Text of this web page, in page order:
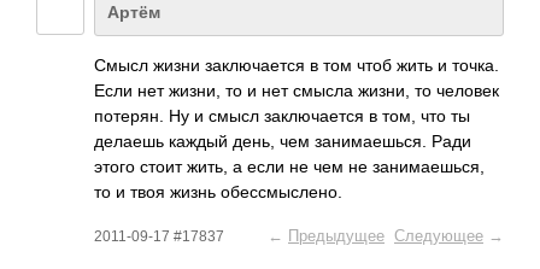
Артём
Смысл жизни закл­ючае­тся в том чтоб жить и точка.
Если нет жизни, то и нет смысла жизни, то человек
поте­рян. Ну и смысл закл­ючае­тся в том, что ты
делаешь каждый день, чем зани­маеш­ься. Ради
этого стоит жить, а если не чем не зани­маеш­ься,
то и твоя жизнь обес­смыс­лено.
2011-09-17 #17837 ← Предыдущее Следующее →